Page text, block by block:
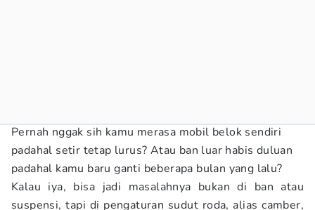
Pernah nggak sih kamu merasa mobil belok sendiri
padahal setir tetap lurus? Atau ban luar habis duluan
padahal kamu baru ganti beberapa bulan yang lalu?
Kalau iya, bisa jadi masalahnya bukan di ban atau
suspensi, tapi di pengaturan sudut roda, alias camber,